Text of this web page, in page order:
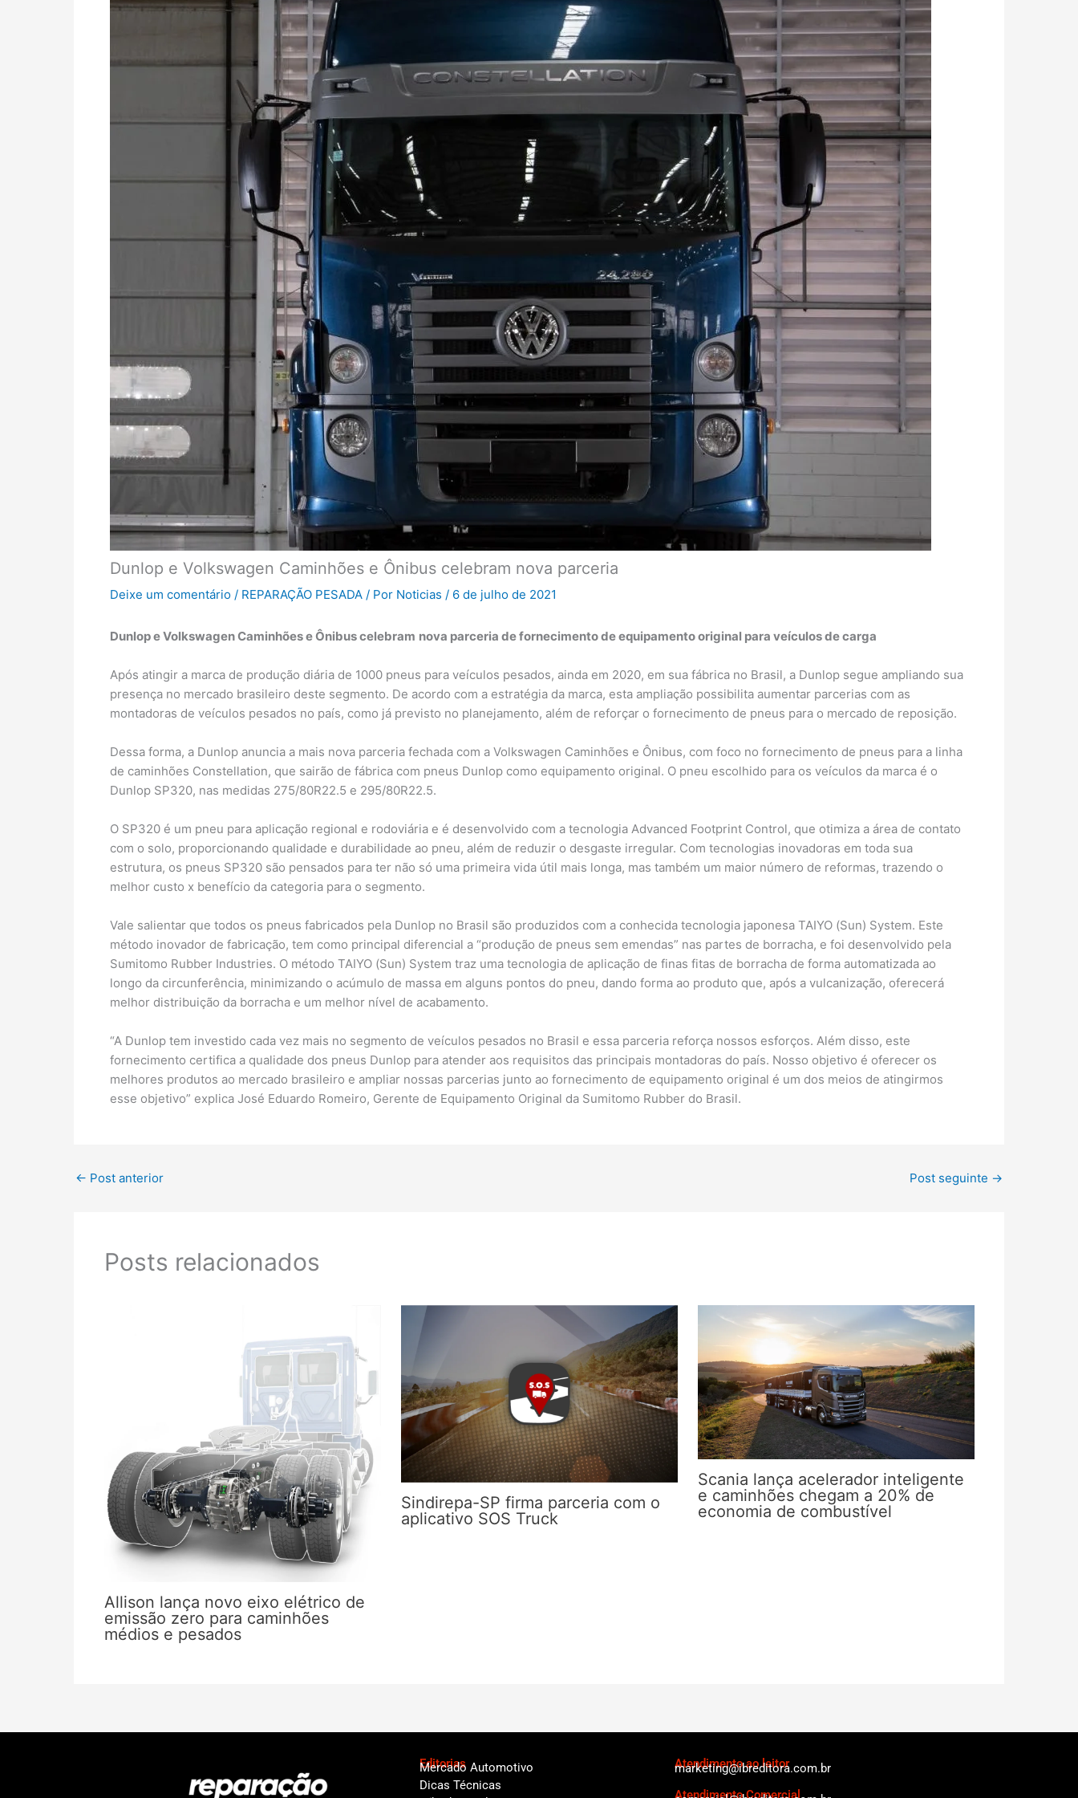
Dunlop e Volkswagen Caminhões e Ônibus celebram nova parceria
Deixe um comentário / REPARAÇÃO PESADA / Por Noticias / 6 de julho de 2021
Dunlop e Volkswagen Caminhões e Ônibus celebram nova parceria de fornecimento de equipamento original para veículos de carga
Após atingir a marca de produção diária de 1000 pneus para veículos pesados, ainda em 2020, em sua fábrica no Brasil, a Dunlop segue ampliando sua
presença no mercado brasileiro deste segmento. De acordo com a estratégia da marca, esta ampliação possibilita aumentar parcerias com as
montadoras de veículos pesados no país, como já previsto no planejamento, além de reforçar o fornecimento de pneus para o mercado de reposição.
Dessa forma, a Dunlop anuncia a mais nova parceria fechada com a Volkswagen Caminhões e Ônibus, com foco no fornecimento de pneus para a linha
de caminhões Constellation, que sairão de fábrica com pneus Dunlop como equipamento original. O pneu escolhido para os veículos da marca é o
Dunlop SP320, nas medidas 275/80R22.5 e 295/80R22.5.
O SP320 é um pneu para aplicação regional e rodoviária e é desenvolvido com a tecnologia Advanced Footprint Control, que otimiza a área de contato
com o solo, proporcionando qualidade e durabilidade ao pneu, além de reduzir o desgaste irregular. Com tecnologias inovadoras em toda sua
estrutura, os pneus SP320 são pensados para ter não só uma primeira vida útil mais longa, mas também um maior número de reformas, trazendo o
melhor custo x benefício da categoria para o segmento.
Vale salientar que todos os pneus fabricados pela Dunlop no Brasil são produzidos com a conhecida tecnologia japonesa TAIYO (Sun) System. Este
método inovador de fabricação, tem como principal diferencial a “produção de pneus sem emendas” nas partes de borracha, e foi desenvolvido pela
Sumitomo Rubber Industries. O método TAIYO (Sun) System traz uma tecnologia de aplicação de finas fitas de borracha de forma automatizada ao
longo da circunferência, minimizando o acúmulo de massa em alguns pontos do pneu, dando forma ao produto que, após a vulcanização, oferecerá
melhor distribuição da borracha e um melhor nível de acabamento.
“A Dunlop tem investido cada vez mais no segmento de veículos pesados no Brasil e essa parceria reforça nossos esforços. Além disso, este
fornecimento certifica a qualidade dos pneus Dunlop para atender aos requisitos das principais montadoras do país. Nosso objetivo é oferecer os
melhores produtos ao mercado brasileiro e ampliar nossas parcerias junto ao fornecimento de equipamento original é um dos meios de atingirmos
esse objetivo” explica José Eduardo Romeiro, Gerente de Equipamento Original da Sumitomo Rubber do Brasil.
← Post anterior Post seguinte →
Posts relacionados
Allison lança novo eixo elétrico de
emissão zero para caminhões
médios e pesados
Sindirepa-SP firma parceria com o
aplicativo SOS Truck
Scania lança acelerador inteligente
e caminhões chegam a 20% de
economia de combustível
Editorias
Mercado Automotivo
Dicas Técnicas
Atendimento ao leitor
marketing@ibreditora.com.br
Atendimento Comercial